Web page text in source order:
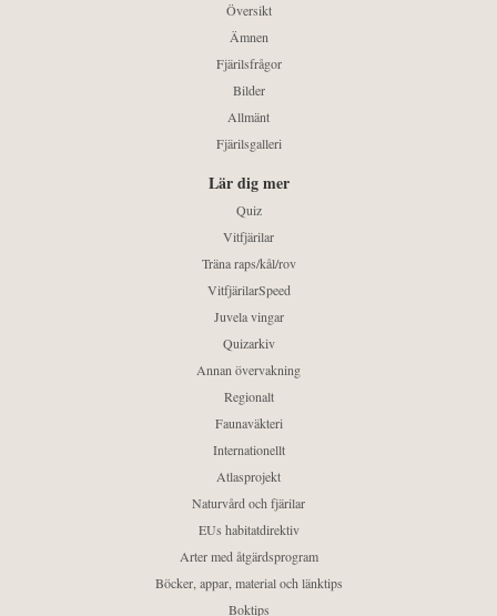
Översikt
Ämnen
Fjärilsfrågor
Bilder
Allmänt
Fjärilsgalleri
Lär dig mer
Quiz
Vitfjärilar
Träna raps/kål/rov
VitfjärilarSpeed
Juvela vingar
Quizarkiv
Annan övervakning
Regionalt
Faunaväkteri
Internationellt
Atlasprojekt
Naturvård och fjärilar
EUs habitatdirektiv
Arter med åtgärdsprogram
Böcker, appar, material och länktips
Boktips